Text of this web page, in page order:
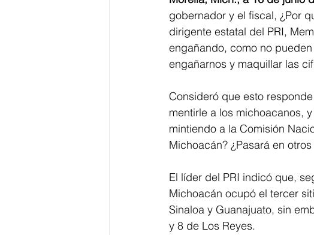
gobernador y el fiscal, ¿Por
dirigente estatal del PRI,
engañando, como no
engañarnos y maquillar las
Consideró que esto
mentirle a los michoacanos,
mintiendo a la Comisión
Michoacán? ¿Pasará en
El líder del PRI indicó que,
Michoacán ocupó el tercer
Sinaloa y Guanajuato, sin
y 8 de Los Reyes.